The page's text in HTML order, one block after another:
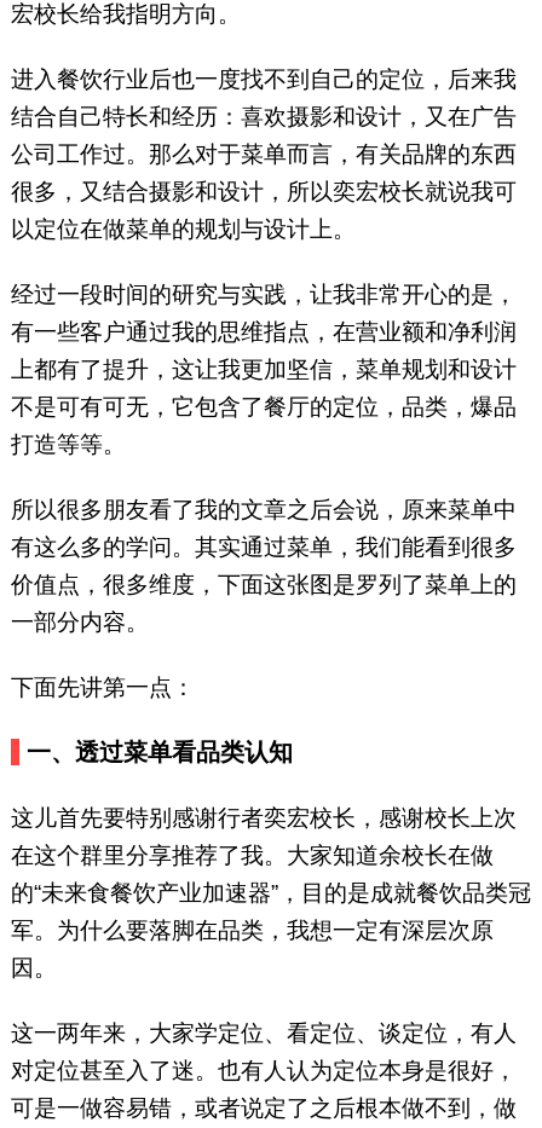
宏校长给我指明方向。
进入餐饮行业后也一度找不到自己的定位，后来我
结合自己特长和经历：喜欢摄影和设计，又在广告
公司工作过。那么对于菜单而言，有关品牌的东西
很多，又结合摄影和设计，所以奕宏校长就说我可
以定位在做菜单的规划与设计上。
经过一段时间的研究与实践，让我非常开心的是，
有一些客户通过我的思维指点，在营业额和净利润
上都有了提升，这让我更加坚信，菜单规划和设计
不是可有可无，它包含了餐厅的定位，品类，爆品
打造等等。
所以很多朋友看了我的文章之后会说，原来菜单中
有这么多的学问。其实通过菜单，我们能看到很多
价值点，很多维度，下面这张图是罗列了菜单上的
一部分内容。
下面先讲第一点：
一、透过菜单看品类认知
这儿首先要特别感谢行者奕宏校长，感谢校长上次
在这个群里分享推荐了我。大家知道余校长在做
的“未来食餐饮产业加速器”，目的是成就餐饮品类冠
军。为什么要落脚在品类，我想一定有深层次原
因。
这一两年来，大家学定位、看定位、谈定位，有人
对定位甚至入了迷。也有人认为定位本身是很好，
可是一做容易错，或者说定了之后根本做不到，做